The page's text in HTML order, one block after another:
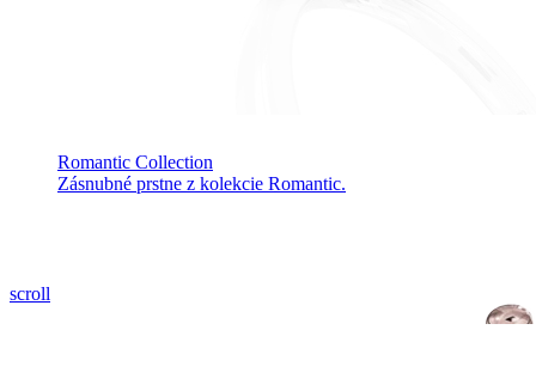
Romantic Collection
Zásnubné prstne z kolekcie Romantic.
scroll